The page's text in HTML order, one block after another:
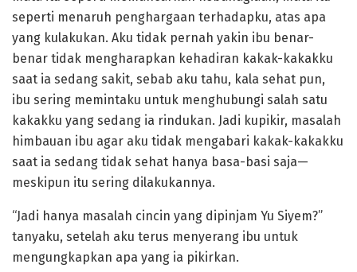
seperti menaruh penghargaan terhadapku, atas apa
yang kulakukan. Aku tidak pernah yakin ibu benar-
benar tidak mengharapkan kehadiran kakak-kakakku
saat ia sedang sakit, sebab aku tahu, kala sehat pun,
ibu sering memintaku untuk menghubungi salah satu
kakakku yang sedang ia rindukan. Jadi kupikir, masalah
himbauan ibu agar aku tidak mengabari kakak-kakakku
saat ia sedang tidak sehat hanya basa-basi saja—
meskipun itu sering dilakukannya.
“Jadi hanya masalah cincin yang dipinjam Yu Siyem?”
tanyaku, setelah aku terus menyerang ibu untuk
mengungkapkan apa yang ia pikirkan.